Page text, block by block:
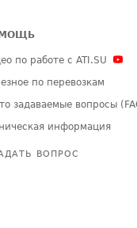
по работе с ATI.SU
по перевозкам
задаваемые вопросы
информация
ВОПРОС